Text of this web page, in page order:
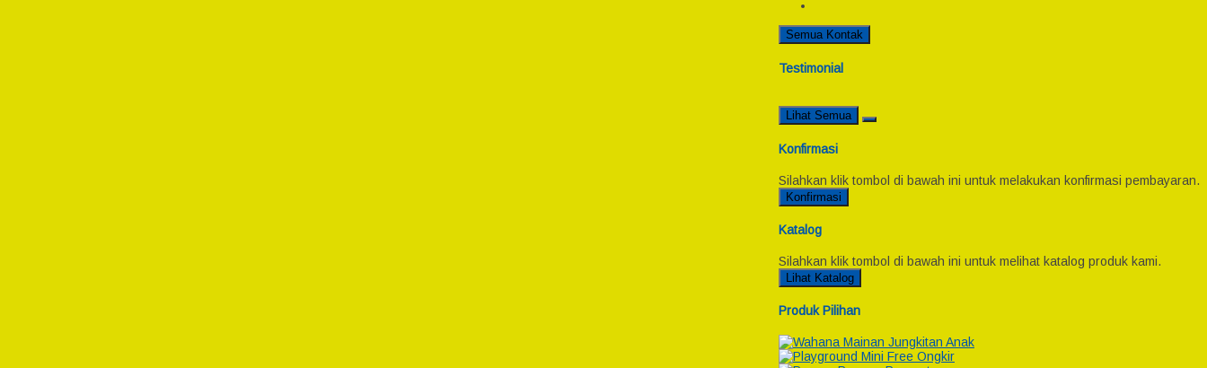
Semua Kontak
Testimonial
Lihat Semua
Konfirmasi
Silahkan klik tombol di bawah ini untuk melakukan konfirmasi pembayaran.
Konfirmasi
Katalog
Silahkan klik tombol di bawah ini untuk melihat katalog produk kami.
Lihat Katalog
Produk Pilihan